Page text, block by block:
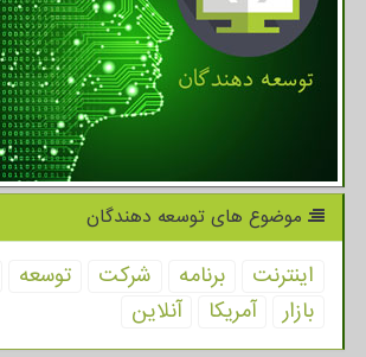
موضوع های توسعه دهندگان
اینترنت برنامه شركت توسعه
بازار
آمریكا آنلاین